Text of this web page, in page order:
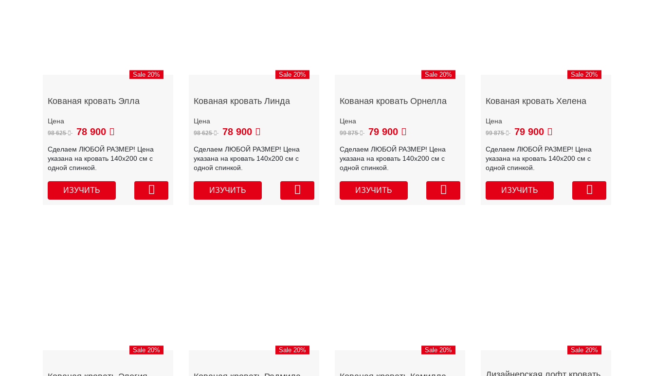
Sale 20%
Кованая кровать Элла
98 625 78 900
Сделаем ЛЮБОЙ РАЗМЕР! Цена
указана на кровать 140х200 см с
одной спинкой.
ИЗУЧИТЬ
Sale 20%
Кованая кровать Линда
98 625 78 900
Сделаем ЛЮБОЙ РАЗМЕР! Цена
указана на кровать 140х200 см с
одной спинкой.
ИЗУЧИТЬ
Sale 20%
Кованая кровать Орнелла
99 875 79 900
Сделаем ЛЮБОЙ РАЗМЕР! Цена
указана на кровать 140х200 см с
одной спинкой.
ИЗУЧИТЬ
Sale 20%
Кованая кровать Хелена
99 875 79 900
Сделаем ЛЮБОЙ РАЗМЕР! Цена
указана на кровать 140х200 см с
одной спинкой.
ИЗУЧИТЬ
Sale 20% Sale 20% Sale 20% Sale 20%